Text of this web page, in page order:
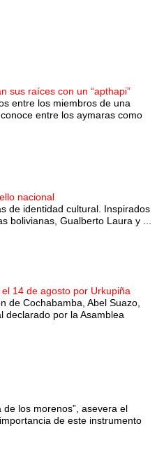
sus raíces con un “apthapi”
entre los miembros de una
entre los aymaras como
nacional
de identidad cultural. Inspirados
bolivianas, Gualberto Laura y ...
14 de agosto por Urkupiña
de Cochabamba, Abel Suazo,
declarado por la Asamblea
los morenos”, asevera el
de este instrumento